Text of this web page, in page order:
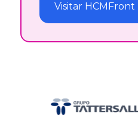
Visitar HCMFront